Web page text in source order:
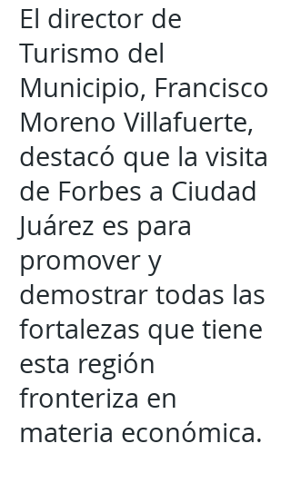
El director de
Turismo del
Municipio, Francisco
Moreno Villafuerte,
destacó que la visita
de Forbes a Ciudad
Juárez es para
promover y
demostrar todas las
fortalezas que tiene
esta región
fronteriza en
materia económica.